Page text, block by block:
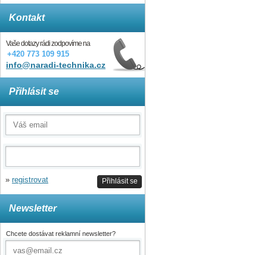
Kontakt
Vaše dotazy rádi zodpovíme na
+420 773 109 915
info@naradi-technika.cz
Přihlásit se
Přihlásit se
» registrovat
Newsletter
Chcete dostávat reklamní newsletter?